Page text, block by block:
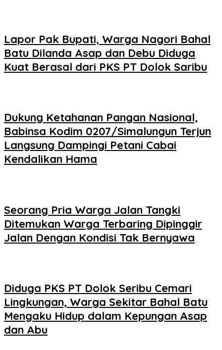
Lapor Pak Bupati, Warga Nagori Bahal
Batu Dilanda Asap dan Debu Diduga
Kuat Berasal dari PKS PT Dolok Saribu
Dukung Ketahanan Pangan Nasional,
Babinsa Kodim 0207/Simalungun Terjun
Langsung Dampingi Petani Cabai
Kendalikan Hama
Seorang Pria Warga Jalan Tangki
Ditemukan Warga Terbaring Dipinggir
Jalan Dengan Kondisi Tak Bernyawa
Diduga PKS PT Dolok Seribu Cemari
Lingkungan, Warga Sekitar Bahal Batu
Mengaku Hidup dalam Kepungan Asap
dan Abu